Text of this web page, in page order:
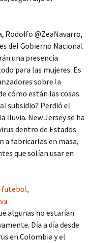
Rodolfo @ZeaNavarro,
del Gobierno Nacional
una presencia
para las mujeres. Es
sobre la
cómo están las cosas.
subsidio? Perdió el
lluvia. New Jersey se ha
dentro de Estados
a fabricarlas en masa,
que solían usar en
algunas no estarían
Día a día desde
en Colombia y el